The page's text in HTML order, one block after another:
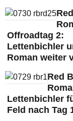
Offroadtag 2:
Lettenbichler
Roman weiter
Red
Lettenbichler
Feld nach Tag